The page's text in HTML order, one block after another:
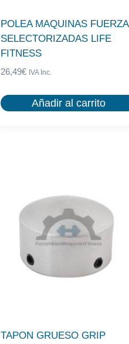
POLEA MAQUINAS FUERZA
SELECTORIZADAS LIFE
FITNESS
26,49€ IVA Inc.
Añadir al carrito
TAPON GRUESO GRIP